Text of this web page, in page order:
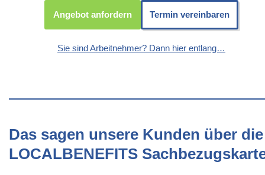
Angebot anfordern Termin vereinbaren
Sie sind Arbeitnehmer? Dann hier entlang…
Das sagen unsere Kunden über die
LOCALBENEFITS